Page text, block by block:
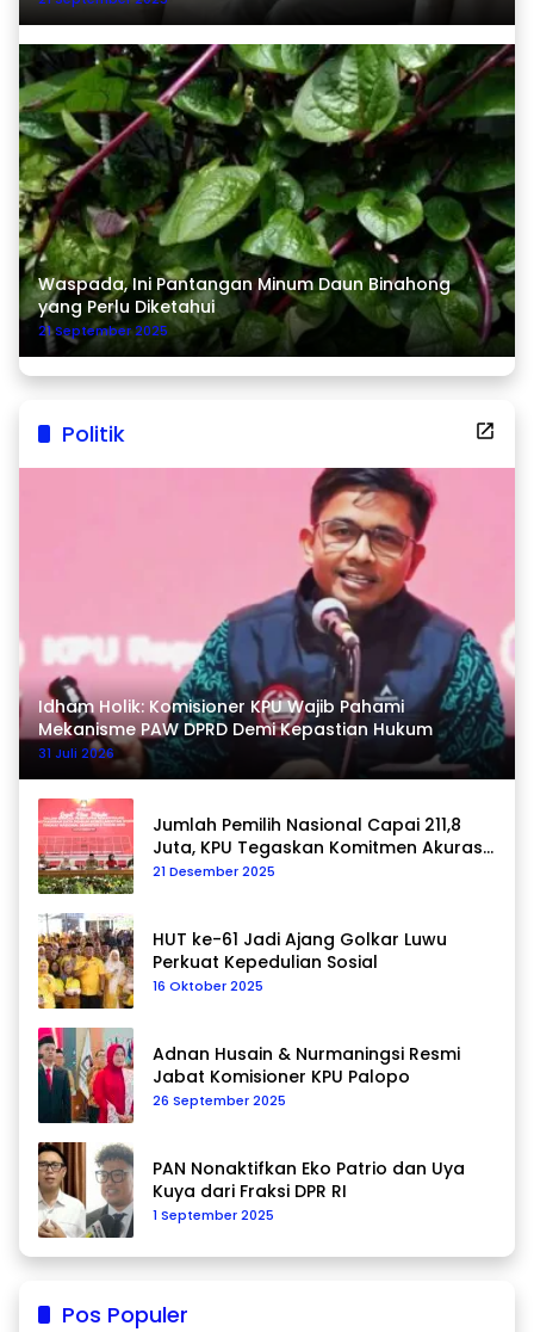
Waspada, Ini Pantangan Minum Daun Binahong
yang Perlu Diketahui
21 September 2025
Politik
Idham Holik: Komisioner KPU Wajib Pahami
Mekanisme PAW DPRD Demi Kepastian Hukum
31 Juli 2026
Jumlah Pemilih Nasional Capai 211,8
Juta, KPU Tegaskan Komitmen Akurasi
Data Berkelanjutan
21 Desember 2025
HUT ke-61 Jadi Ajang Golkar Luwu
Perkuat Kepedulian Sosial
16 Oktober 2025
Adnan Husain & Nurmaningsi Resmi
Jabat Komisioner KPU Palopo
26 September 2025
PAN Nonaktifkan Eko Patrio dan Uya
Kuya dari Fraksi DPR RI
1 September 2025
Pos Populer